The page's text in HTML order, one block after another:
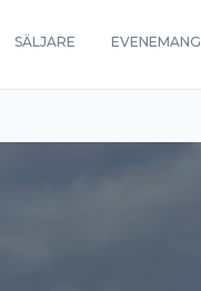
SÄLJARE EVENEMANG